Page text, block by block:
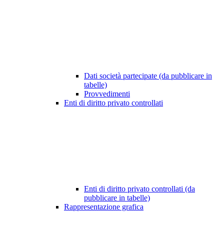
Dati società partecipate (da pubblicare in
tabelle)
Provvedimenti
Enti di diritto privato controllati
Enti di diritto privato controllati (da
pubblicare in tabelle)
Rappresentazione grafica